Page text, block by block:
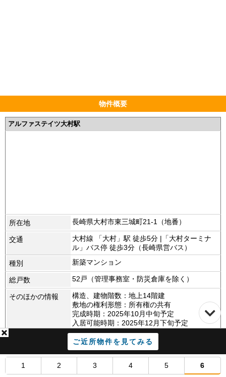
ご近所物件を見てみる
1 2 3 4 5 6
物件概要
アルファステイツ大村駅
所在地 長崎県大村市東三城町21-1（地番）
交通
大村線 「大村」駅 徒歩5分 |「大村ターミナ
ル」バス停 徒歩3分（長崎県営バス）
種別
新築マンション
総戸数 52戸（管理事務室・防災倉庫を除く）
そのほかの情報
構造、建物階数：地上14階建
敷地の権利形態：所有権の共有
完成時期：2025年10月中旬予定
入居可能時期：2025年12月下旬予定
売主・販売代理
[売主]穴吹興産株式会社
[販売代理]エール九州株式会社